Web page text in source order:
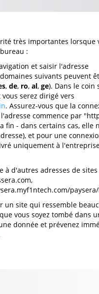
très importantes lorsque
:
et saisir l'adresse
suivants peuvent
, de, ro, al, ge). Dans le coin
serez dirigé vers
. Assurez-vous que la
commence par
fin - dans certains cas, elle
et pour une
uniquement à
à d'autres adresses de
un site qui ressemble
vous soyez tombé dans
donnée et prévenez